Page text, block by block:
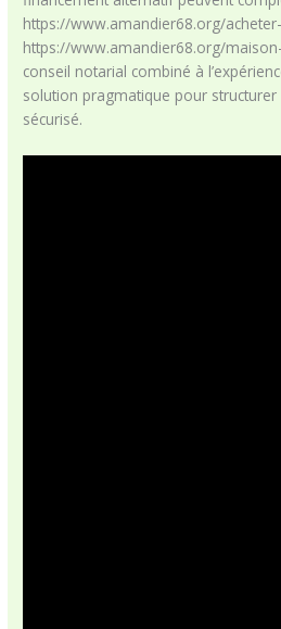
https://www.amandier68.org/
https://www.amandier68.org/
conseil notarial combiné à
solution pragmatique pour
sécurisé.